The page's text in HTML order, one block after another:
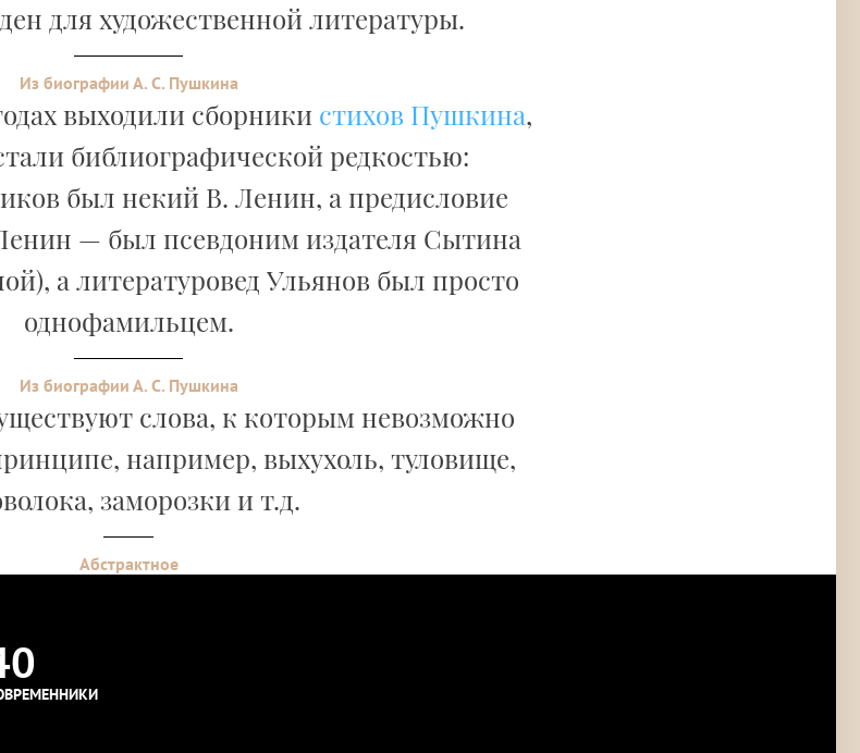
для художественной литературы.
Из биографии А. С. Пушкина
выходили сборники стихов Пушкина,
библиографической редкостью:
был некий В. Ленин, а предисловие
— был псевдоним издателя Сытина
а литературовед Ульянов был просто
однофамильцем.
Из биографии А. С. Пушкина
слова, к которым невозможно
например, выхухоль, туловище,
заморозки и т.д.
Абстрактное